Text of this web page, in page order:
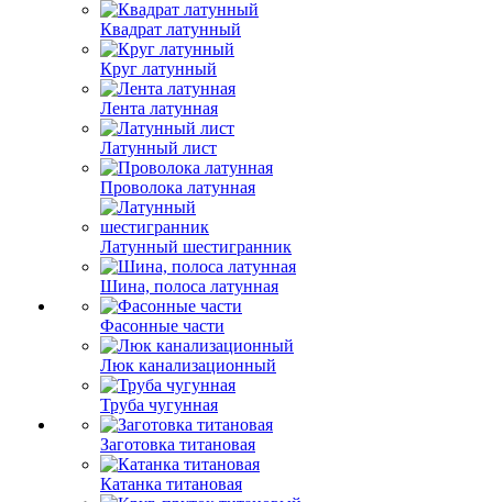
Квадрат латунный
Круг латунный
Лента латунная
Латунный лист
Проволока латунная
Латунный шестигранник
Шина, полоса латунная
Фасонные части
Люк канализационный
Труба чугунная
Заготовка титановая
Катанка титановая